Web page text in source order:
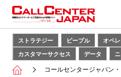
ストラテジー ピープル オペ
カスタマーサクセス
データ
コールセンタージャパン